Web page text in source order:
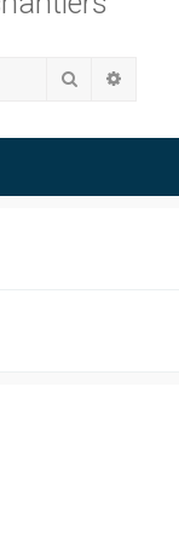
Rechercher